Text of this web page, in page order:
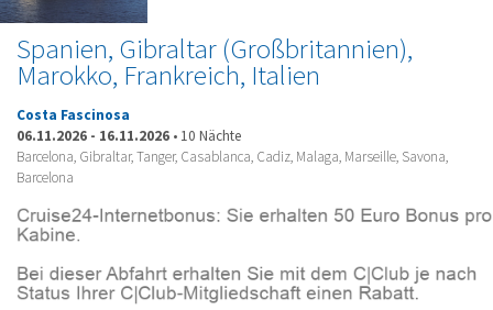
Spanien, Gibraltar (Großbritannien),
Marokko, Frankreich, Italien
Costa Fascinosa
06.11.2026 - 16.11.2026 • 10 Nächte
Barcelona, Gibraltar, Tanger, Casablanca, Cadiz, Malaga, Marseille, Savona,
Barcelona